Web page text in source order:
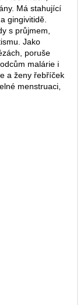
Má stahující
gingivitidě.
s průjmem,
Jako
poruše
malárie i
a ženy řebříček
menstruaci,